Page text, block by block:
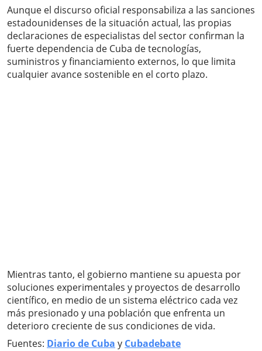
Aunque el discurso oficial responsabiliza a las sanciones
estadounidenses de la situación actual, las propias
declaraciones de especialistas del sector confirman la
fuerte dependencia de Cuba de tecnologías,
suministros y financiamiento externos, lo que limita
cualquier avance sostenible en el corto plazo.
Mientras tanto, el gobierno mantiene su apuesta por
soluciones experimentales y proyectos de desarrollo
científico, en medio de un sistema eléctrico cada vez
más presionado y una población que enfrenta un
deterioro creciente de sus condiciones de vida.
Fuentes: Diario de Cuba y Cubadebate